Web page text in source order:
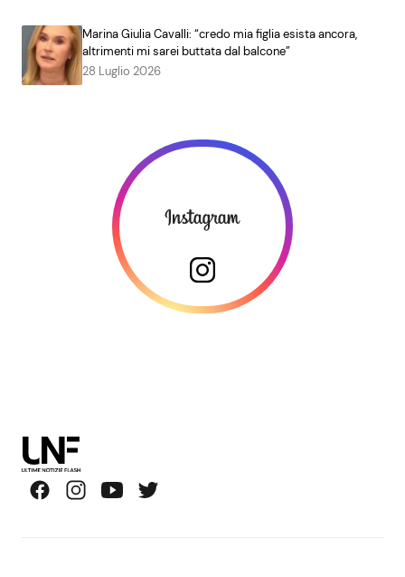
Marina Giulia Cavalli: “credo mia figlia esista ancora,
altrimenti mi sarei buttata dal balcone”
28 Luglio 2026